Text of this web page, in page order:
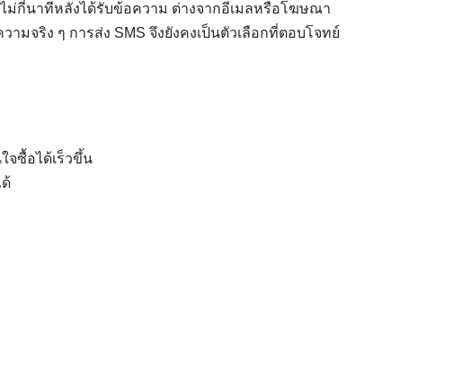
ม่กี่นาทีหลังได้รับข้อความ ต่างจากอีเมลหรือโฆษณา
จริง ๆ การส่ง SMS จึงยังคงเป็นตัวเลือกที่ตอบโจทย์
จซื้อได้เร็วขึ้น